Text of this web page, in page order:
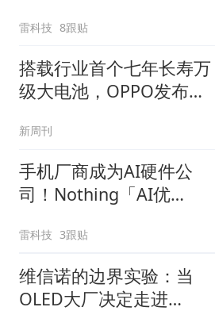
雷科技 8跟贴
搭载行业首个七年长寿万
级大电池，OPPO发布新
新周刊
手机厂商成为AI硬件公
司！Nothing「AI优
雷科技 3跟贴
维信诺的边界实验：当
OLED大厂决定走进